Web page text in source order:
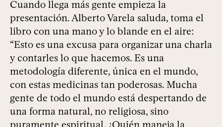
Cuando llega más gente empieza la
presentación. Alberto Varela saluda, toma el
libro con una mano y lo blande en el aire:
“Esto es una excusa para organizar una charla
y contarles lo que hacemos. Es una
metodología diferente, única en el mundo,
con estas medicinas tan poderosas. Mucha
gente de todo el mundo está despertando de
una forma natural, no religiosa, sino
puramente espiritual. ¿Quién maneja la